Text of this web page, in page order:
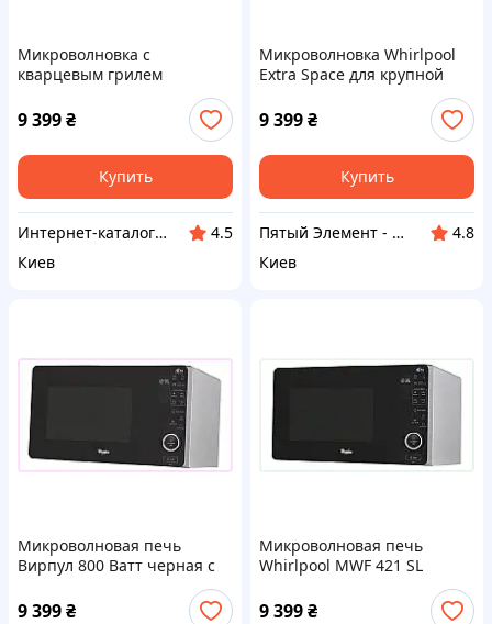
Микроволновка с
кварцевым грилем
P875T384H9
9 399₴
Купить
Интернет-каталог скидок Техно ECO
4.5
Киев
Микроволновка Whirlpool
Extra Space для крупной
9 399₴
Купить
Пятый Элемент - всё, что вам нужно
4.8
Киев
Микроволновая печь
Вирпул 800 Ватт черная с
9 399₴
Микроволновая печь
Whirlpool MWF 421 SL
9 399₴